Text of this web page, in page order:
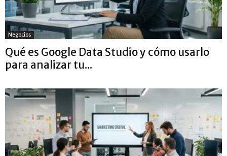
Negocios
Qué es Google Data Studio y cómo usarlo
para analizar tu...